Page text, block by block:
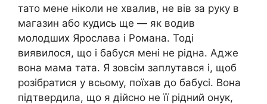
тато мене ніколи не хвалив, не вів за руку в
магазин або кудись ще — як водив
молодших Ярослава і Романа. Тоді
виявилося, що і бабуся мені не рідна. Адже
вона мама тата. Я зовсім заплутався і, щоб
розібратися у всьому, поїхав до бабусі. Вона
підтвердила, що я дійсно не її рідний онук,